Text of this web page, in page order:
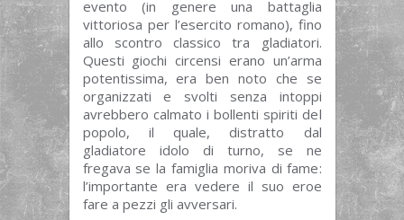
evento (in genere una battaglia
vittoriosa per l’esercito romano), fino
allo scontro classico tra gladiatori.
Questi giochi circensi erano un’arma
potentissima, era ben noto che se
organizzati e svolti senza intoppi
avrebbero calmato i bollenti spiriti del
popolo, il quale, distratto dal
gladiatore idolo di turno, se ne
fregava se la famiglia moriva di fame:
l’importante era vedere il suo eroe
fare a pezzi gli avversari.